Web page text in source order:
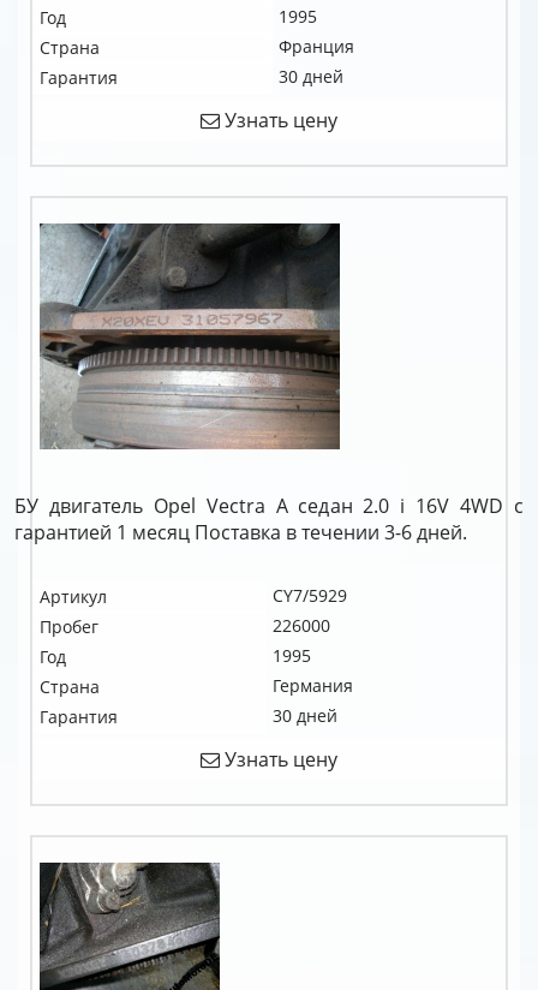
Год
1995
Страна
Франция
Гарантия
30 дней
Узнать цену
БУ двигатель Opel Vectra A седан 2.0 i 16V 4WD c
гарантией 1 месяц Поставка в течении 3-6 дней.
Артикул
CY7/5929
Пробег
226000
Год
1995
Страна
Германия
Гарантия
30 дней
Узнать цену